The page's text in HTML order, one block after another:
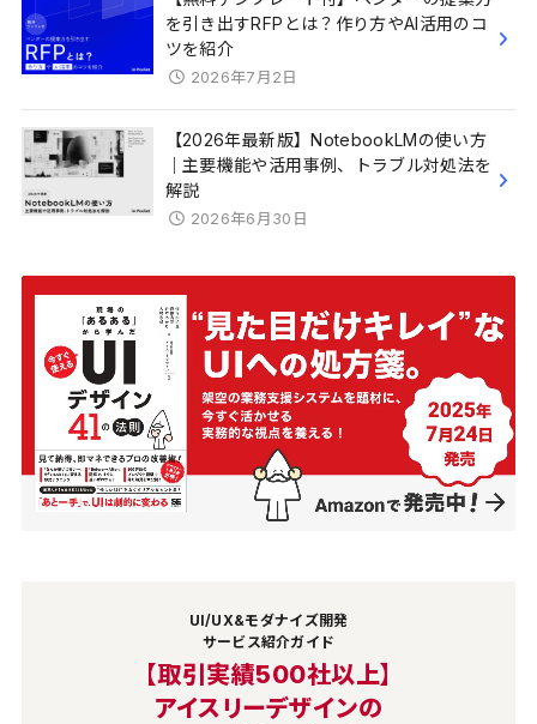
を引き出すRFPとは？作り方やAI活用のコ
ツを紹介
2026年7月2日
【2026年最新版】NotebookLMの使い方
｜主要機能や活用事例、トラブル対処法を
解説
2026年6月30日
UI/UX&モダナイズ開発
サービス紹介ガイド
【取引実績500社以上】
アイスリーデザインの